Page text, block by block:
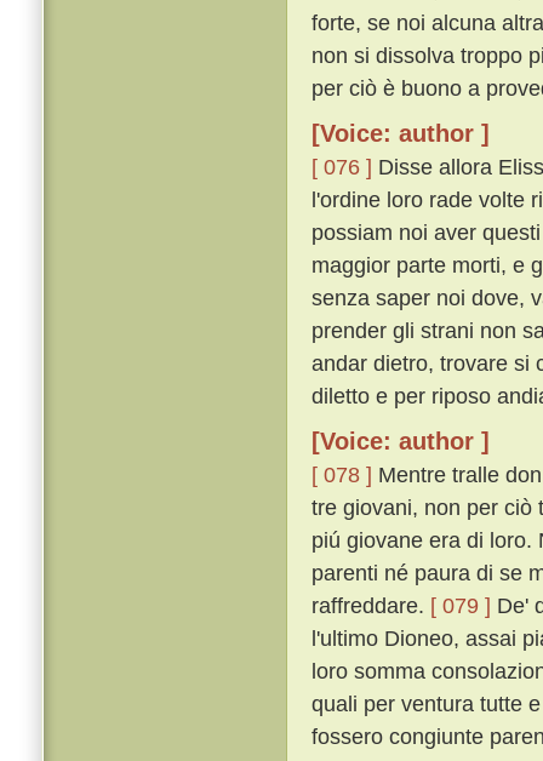
forte, se noi alcuna
non si dissolva troppo
per ciò è buono a
[Voice: author ]
[ 076 ] Disse allora
l'ordine loro rade volte
possiam noi aver
maggior parte morti, e
senza saper noi dove,
prender gli strani non
andar dietro, trovare si
diletto e per riposo
[Voice: author ]
[ 078 ] Mentre tralle
tre giovani, non per ciò
piú giovane era di loro.
parenti né paura di se
raffreddare. [ 079 ] De'
l'ultimo Dioneo, assai
loro somma
quali per ventura tutte
fossero congiunte